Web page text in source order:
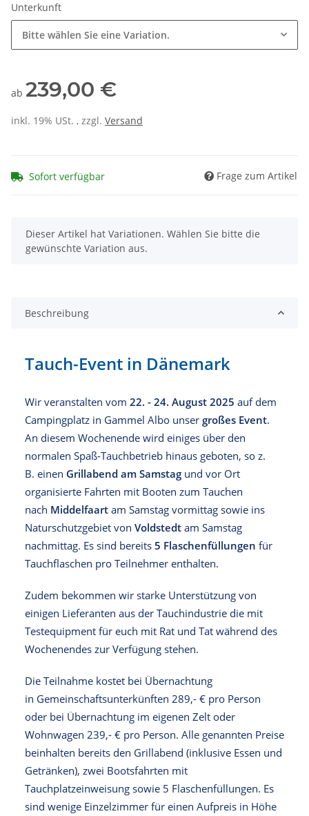
Unterkunft
Bitte wählen Sie eine Variation.
ab 239,00 €
inkl. 19% USt. , zzgl. Versand
Sofort verfügbar Frage zum Artikel
x
Dieser Artikel hat Variationen. Wählen Sie bitte die
gewünschte Variation aus.
Beschreibung
Tauch-Event in Dänemark
Wir veranstalten vom 22. - 24. August 2025 auf dem
Campingplatz in Gammel Albo unser großes Event.
An diesem Wochenende wird einiges über den
normalen Spaß-Tauchbetrieb hinaus geboten, so z.
B. einen Grillabend am Samstag und vor Ort
organisierte Fahrten mit Booten zum Tauchen
nach Middelfaart am Samstag vormittag sowie ins
Naturschutzgebiet von Voldstedt am Samstag
nachmittag. Es sind bereits 5 Flaschenfüllungen für
Tauchflaschen pro Teilnehmer enthalten.
Zudem bekommen wir starke Unterstützung von
einigen Lieferanten aus der Tauchindustrie die mit
Testequipment für euch mit Rat und Tat während des
Wochenendes zur Verfügung stehen.
Die Teilnahme kostet bei Übernachtung
in Gemeinschaftsunterkünften 289,- € pro Person
oder bei Übernachtung im eigenen Zelt oder
Wohnwagen 239,- € pro Person. Alle genannten Preise
beinhalten bereits den Grillabend (inklusive Essen und
Getränken), zwei Bootsfahrten mit
Tauchplatzeinweisung sowie 5 Flaschenfüllungen. Es
sind wenige Einzelzimmer für einen Aufpreis in Höhe